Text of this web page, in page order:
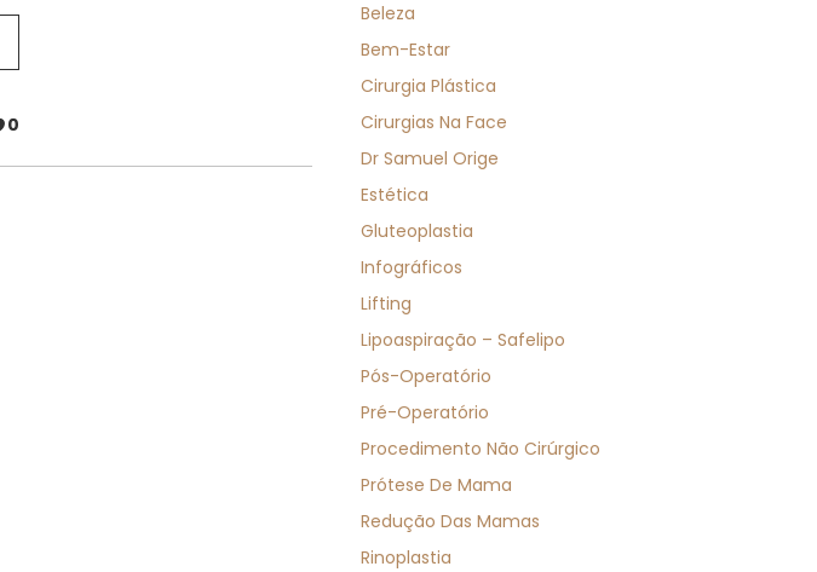
0
Beleza
Bem-Estar
Cirurgia Plástica
Cirurgias Na Face
Dr Samuel Orige
Estética
Gluteoplastia
Infográficos
Lifting
Lipoaspiração – Safelipo
Pós-Operatório
Pré-Operatório
Procedimento Não Cirúrgico
Prótese De Mama
Redução Das Mamas
Rinoplastia